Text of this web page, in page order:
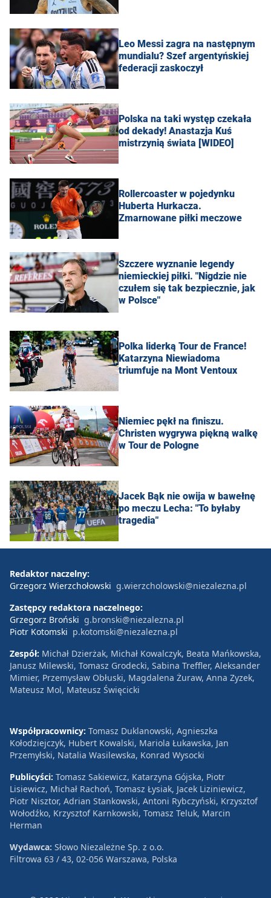
Leo Messi zagra na następnym
mundialu? Szef argentyńskiej
federacji zaskoczył
Polska na taki występ czekała
od dekady! Anastazja Kuś
mistrzynią świata [WIDEO]
Rollercoaster w pojedynku
Huberta Hurkacza.
Zmarnowane piłki meczowe
Szczere wyznanie legendy
niemieckiej piłki. "Nigdzie nie
czułem się tak bezpiecznie, jak
w Polsce"
Polka liderką Tour de France!
Katarzyna Niewiadoma
triumfuje na Mont Ventoux
Niemiec pękł na finiszu.
Christen wygrywa piękną walkę
w Tour de Pologne
Jacek Bąk nie owija w bawełnę
po meczu Lecha: "To byłaby
tragedia"
Redaktor naczelny:
Grzegorz Wierzchołowski g.wierzcholowski@niezalezna.pl
Zastępcy redaktora naczelnego:
Grzegorz Broński g.bronski@niezalezna.pl
Piotr Kotomski p.kotomski@niezalezna.pl
Zespół: Michał Dzierżak, Michał Kowalczyk, Beata Mańkowska,
Janusz Milewski, Tomasz Grodecki, Sabina Treffler, Aleksander
Mimier, Przemysław Obłuski, Magdalena Żuraw, Anna Zyzek,
Mateusz Mol, Mateusz Święcicki
Współpracownicy: Tomasz Duklanowski, Agnieszka
Kołodziejczyk, Hubert Kowalski, Mariola Łukawska, Jan
Przemyłski, Natalia Wasilewska, Konrad Wysocki
Publicyści: Tomasz Sakiewicz, Katarzyna Gójska, Piotr
Lisiewicz, Michał Rachoń, Tomasz Łysiak, Jacek Liziniewicz,
Piotr Nisztor, Adrian Stankowski, Antoni Rybczyński, Krzysztof
Wołodźko, Krzysztof Karnkowski, Tomasz Teluk, Marcin
Herman
Wydawca: Słowo Niezależne Sp. z o.o.
Filtrowa 63 / 43, 02-056 Warszawa, Polska